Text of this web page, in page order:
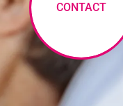
CONTACT